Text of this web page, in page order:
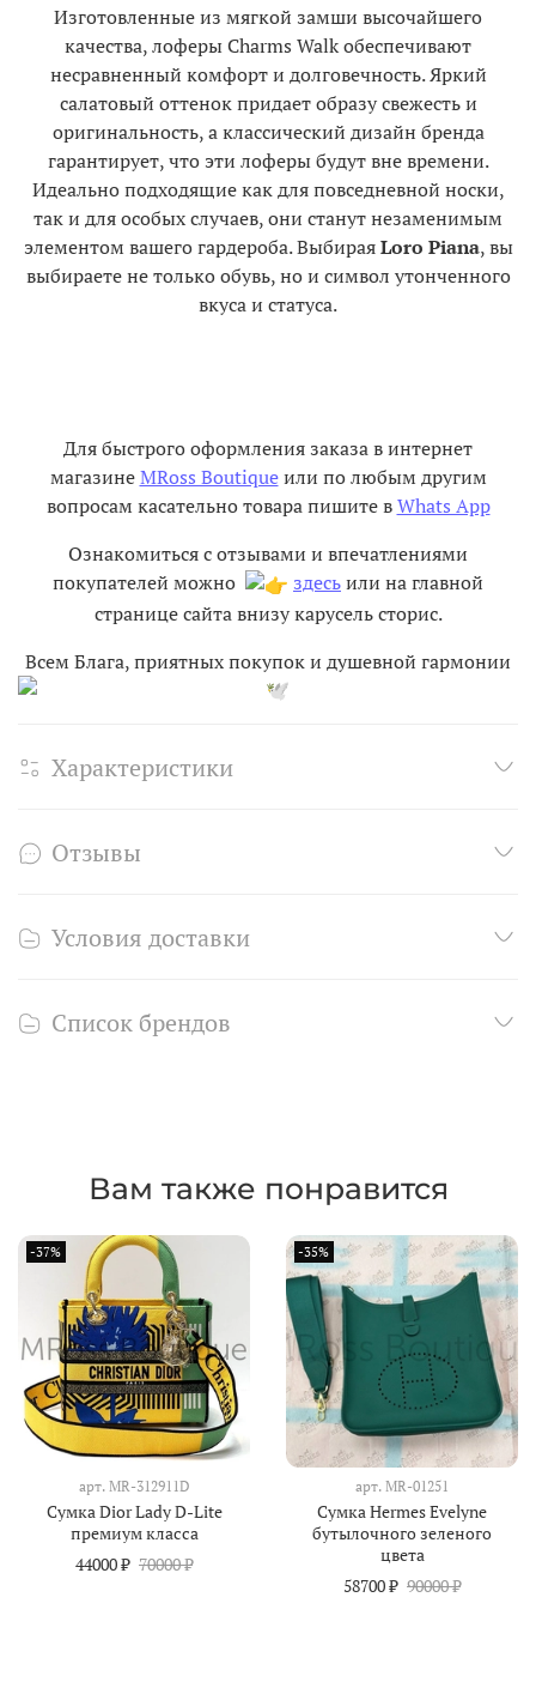
Изготовленные из мягкой замши высочайшего
качества, лоферы Charms Walk обеспечивают
несравненный комфорт и долговечность. Яркий
салатовый оттенок придает образу свежесть и
оригинальность, а классический дизайн бренда
гарантирует, что эти лоферы будут вне времени.
Идеально подходящие как для повседневной носки,
так и для особых случаев, они станут незаменимым
элементом вашего гардероба. ВыбираяLoro Piana, вы
выбираете не только обувь, но и символ утонченного
вкуса и статуса.
Для быстрого оформления заказа в интернет
магазинеMRoss Boutiqueили по любым другим
вопросам касательно товара пишите вWhats App
Ознакомиться с отзывами и впечатлениями
покупателей можно
здесьили на главной
странице сайта внизу карусель сторис.
Всем Блага, приятных покупок и душевной гармонии
Характеристики
Отзывы
Условия доставки
Список брендов
Вам также понравится
-37%
арт. MR-312911D
Сумка Dior Lady D-Lite
премиум класса
44000 ₽ 70000 ₽
-35%
арт. MR-01251
Сумка Hermes Evelyne
бутылочного зеленого
цвета
58700 ₽ 90000 ₽